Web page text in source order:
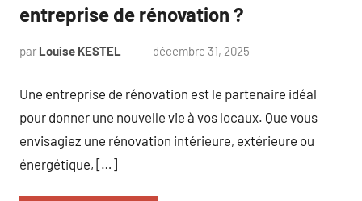
entreprise de rénovation ?
par Louise KESTEL décembre 31, 2025
Une entreprise de rénovation est le partenaire idéal
pour donner une nouvelle vie à vos locaux. Que vous
envisagiez une rénovation intérieure, extérieure ou
énergétique, […]